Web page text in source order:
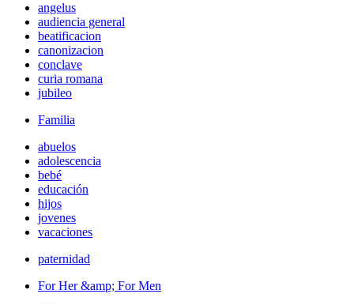
angelus
audiencia general
beatificacion
canonizacion
conclave
curia romana
jubileo
Familia
abuelos
adolescencia
bebé
educación
hijos
jovenes
vacaciones
paternidad
For Her &amp; For Men